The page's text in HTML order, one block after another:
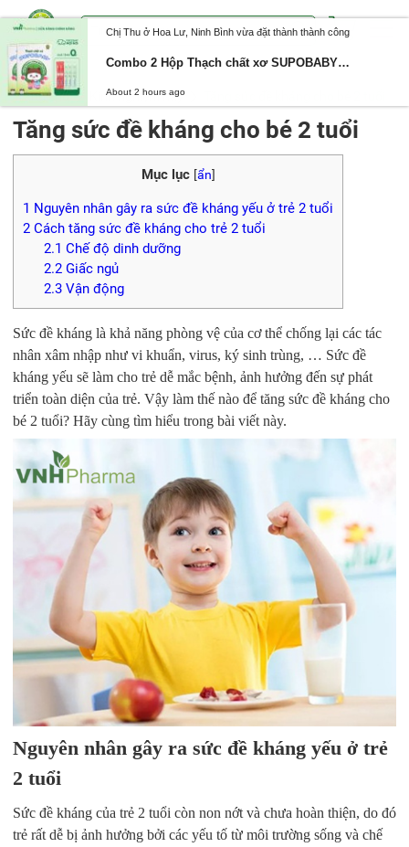
Trang chủ Kinh nghiệm hay
Tăng sức đề kháng cho bé 2 tuổi
Mục lục [ẩn]
1 Nguyên nhân gây ra sức đề kháng yếu ở trẻ 2 tuổi
2 Cách tăng sức đề kháng cho trẻ 2 tuổi
2.1 Chế độ dinh dưỡng
2.2Giấc ngủ
2.3Vận động
Sức đề kháng là khả năng phòng vệ của cơ thể chống lại các tác
nhân xâm nhập như vi khuẩn, virus, ký sinh trùng, … Sức đề
kháng yếu sẽ làm cho trẻ dễ mắc bệnh, ảnh hưởng đến sự phát
triển toàn diện của trẻ. Vậy làm thế nào để tăng sức đề kháng cho
bé 2 tuổi? Hãy cùng tìm hiểu trong bài viết này.
Nguyên nhân gây ra sức đề kháng yếu ở trẻ
2 tuổi
Sức đề kháng của trẻ 2 tuổi còn non nớt và chưa hoàn thiện, do đó
trẻ rất dễ bị ảnh hưởng bởi các yếu tố từ môi trường sống và chế
Chị Thu ở Hoa Lư, Ninh Bình vừa đặt thành thành công
About 2 hours ago